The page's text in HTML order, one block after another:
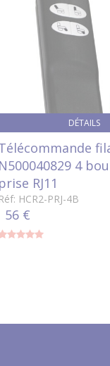
DÉTAILS
N500040829 4
prise RJ11
Réf: HCR2-PRJ-4B
56 €